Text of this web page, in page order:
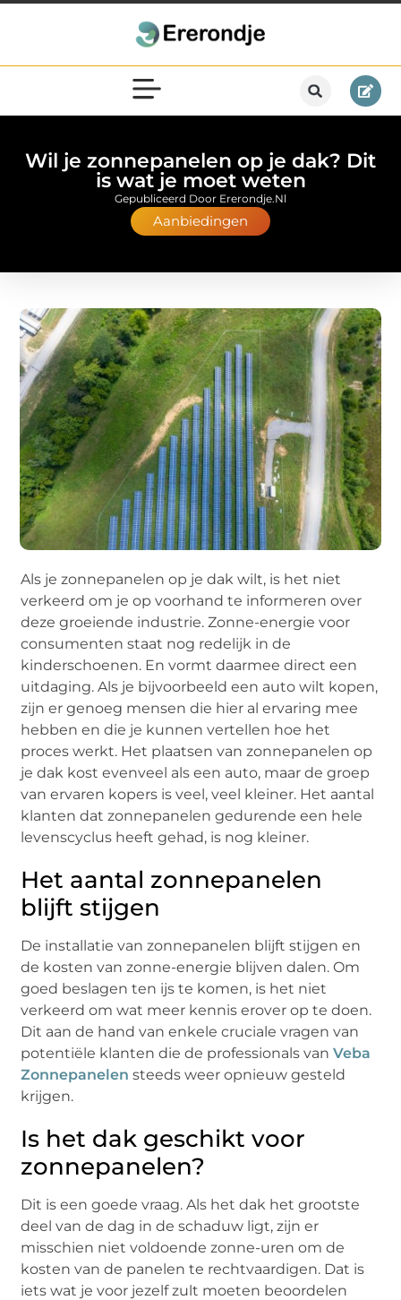
Wil je zonnepanelen op je dak? Dit
is wat je moet weten
Aanbiedingen
Gepubliceerd Door Ererondje.nl
Als je zonnepanelen op je dak wilt, is het niet
verkeerd om je op voorhand te informeren over
deze groeiende industrie. Zonne-energie voor
consumenten staat nog redelijk in de
kinderschoenen. En vormt daarmee direct een
uitdaging. Als je bijvoorbeeld een auto wilt kopen,
zijn er genoeg mensen die hier al ervaring mee
hebben en die je kunnen vertellen hoe het
proces werkt. Het plaatsen van zonnepanelen op
je dak kost evenveel als een auto, maar de groep
van ervaren kopers is veel, veel kleiner. Het aantal
klanten dat zonnepanelen gedurende een hele
levenscyclus heeft gehad, is nog kleiner.
Het aantal zonnepanelen
blijft stijgen
De installatie van zonnepanelen blijft stijgen en
de kosten van zonne-energie blijven dalen. Om
goed beslagen ten ijs te komen, is het niet
verkeerd om wat meer kennis erover op te doen.
Dit aan de hand van enkele cruciale vragen van
potentiële klanten die de professionals vanVeba
Zonnepanelen steeds weer opnieuw gesteld
krijgen.
Is het dak geschikt voor
zonnepanelen?
Dit is een goede vraag. Als het dak het grootste
deel van de dag in de schaduw ligt, zijn er
misschien niet voldoende zonne-uren om de
kosten van de panelen te rechtvaardigen. Dat is
iets wat je voor jezelf zult moeten beoordelen